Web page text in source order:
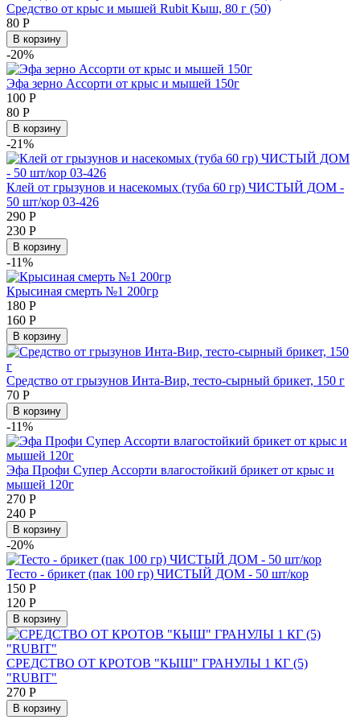
Средство от крыс и мышей Rubit Кыш, 80 г (50)
80 Р
В корзину
-20%
Эфа зерно Ассорти от крыс и мышей 150г
100 Р
80 Р
В корзину
-21%
Клей от грызунов и насекомых (туба 60 гр) ЧИСТЫЙ ДОМ -
50 шт/кор 03-426
290 Р
230 Р
В корзину
-11%
Крысиная смерть №1 200гр
180 Р
160 Р
В корзину
Средство от грызунов Инта-Вир, тесто-сырный брикет, 150 г
70 Р
В корзину
-11%
Эфа Профи Супер Ассорти влагостойкий брикет от крыс и
мышей 120г
270 Р
240 Р
В корзину
-20%
Тесто - брикет (пак 100 гр) ЧИСТЫЙ ДОМ - 50 шт/кор
150 Р
120 Р
В корзину
СРЕДСТВО ОТ КРОТОВ "КЫШ" ГРАНУЛЫ 1 КГ (5)
"RUBIT"
270 Р
В корзину